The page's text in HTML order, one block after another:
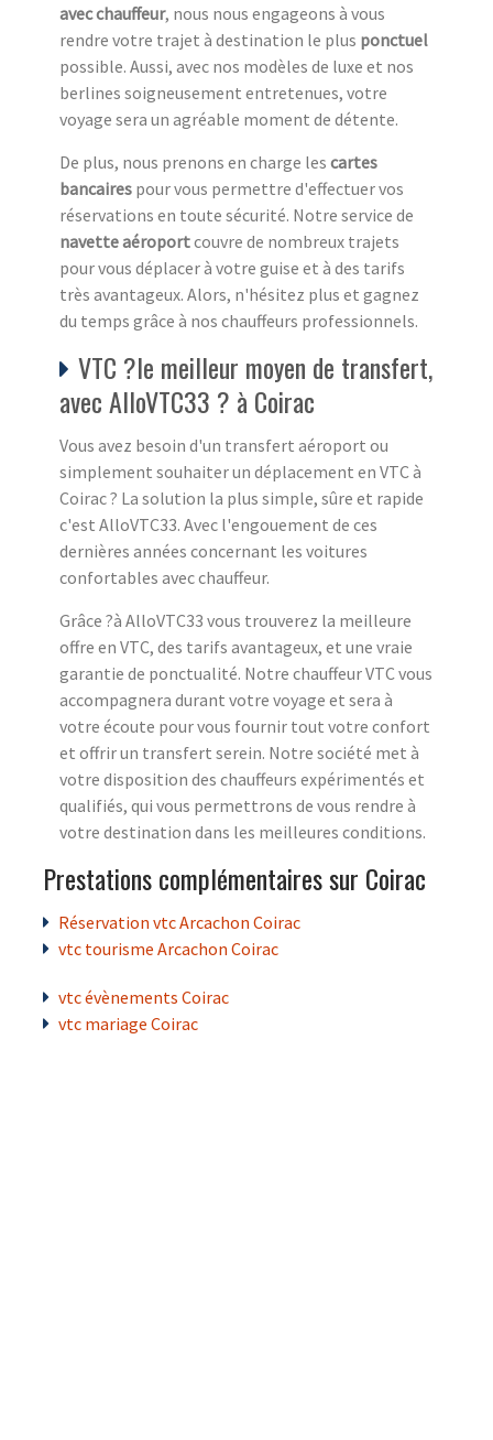
avec chauffeur, nous nous engageons à vous
rendre votre trajet à destination le plus ponctuel
possible. Aussi, avec nos modèles de luxe et nos
berlines soigneusement entretenues, votre
voyage sera un agréable moment de détente.
De plus, nous prenons en charge les cartes
bancaires pour vous permettre d'effectuer vos
réservations en toute sécurité. Notre service de
navette aéroportcouvre de nombreux trajets
pour vous déplacer à votre guise et à des tarifs
très avantageux. Alors, n'hésitez plus et gagnez
du temps grâce à nos chauffeurs professionnels.
VTC ?le meilleur moyen de transfert,
avec AlloVTC33 ? à Coirac
Vous avez besoin d'un transfert aéroport ou
simplement souhaiter un déplacement en VTC à
Coirac ? La solution la plus simple, sûre et rapide
c'est AlloVTC33. Avec l'engouement de ces
dernières années concernant les voitures
confortables avec chauffeur.
Grâce ?à AlloVTC33 vous trouverez la meilleure
offre en VTC, des tarifs avantageux, et une vraie
garantie de ponctualité. Notre chauffeur VTC vous
accompagnera durant votre voyage et sera à
votre écoute pour vous fournir tout votre confort
et offrir un transfert serein. Notre société met à
votre disposition des chauffeurs expérimentés et
qualifiés, qui vous permettrons de vous rendre à
votre destination dans les meilleures conditions.
Prestations complémentaires sur Coirac
Réservation vtc Arcachon Coirac
vtc tourisme Arcachon Coirac
vtc évènements Coirac
vtc mariage Coirac